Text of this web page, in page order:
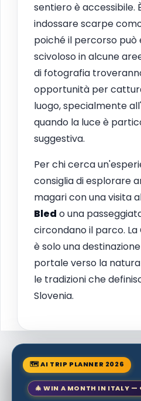
sentiero è accessibile.
indossare scarpe
poiché il percorso può
scivoloso in alcune
di fotografia
opportunità per
luogo, specialmente
quando la luce è
suggestiva.
Per chi cerca
consiglia di esplorare
magari con una visita
Bled o una
circondano il parco.
è solo una
portale verso la
le tradizioni che
Slovenia.
🗺 AI TRIP PLANNER 2026
🎄 WIN A MONTH IN ITALY